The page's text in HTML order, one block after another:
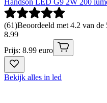
(61)Beoordeeld met 4.2 van
8.99
Prijs: 8.99 euro
Bekijk alles in led